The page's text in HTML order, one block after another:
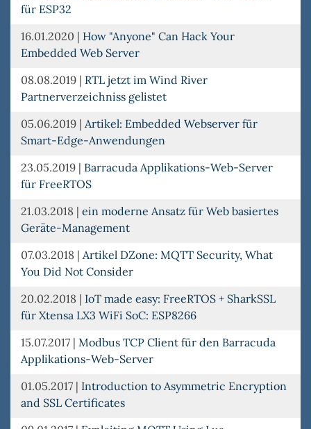
für ESP32
16.01.2020 | How "Anyone" Can Hack Your
Embedded Web Server
08.08.2019 | RTL jetzt im Wind River
Partnerverzeichniss gelistet
05.06.2019 | Artikel: Embedded Webserver für
Smart-Edge-Anwendungen
23.05.2019 | Barracuda Applikations-Web-Server
für FreeRTOS
21.03.2018 | ein moderne Ansatz für Web basiertes
Geräte-Management
07.03.2018 | Artikel DZone: MQTT Security, What
You Did Not Consider
20.02.2018 | IoT made easy: FreeRTOS + SharkSSL
für Xtensa LX3 WiFi SoC: ESP8266
15.07.2017 | Modbus TCP Client für den Barracuda
Applikations-Web-Server
01.05.2017 | Introduction to Asymmetric Encryption
and SSL Certificates